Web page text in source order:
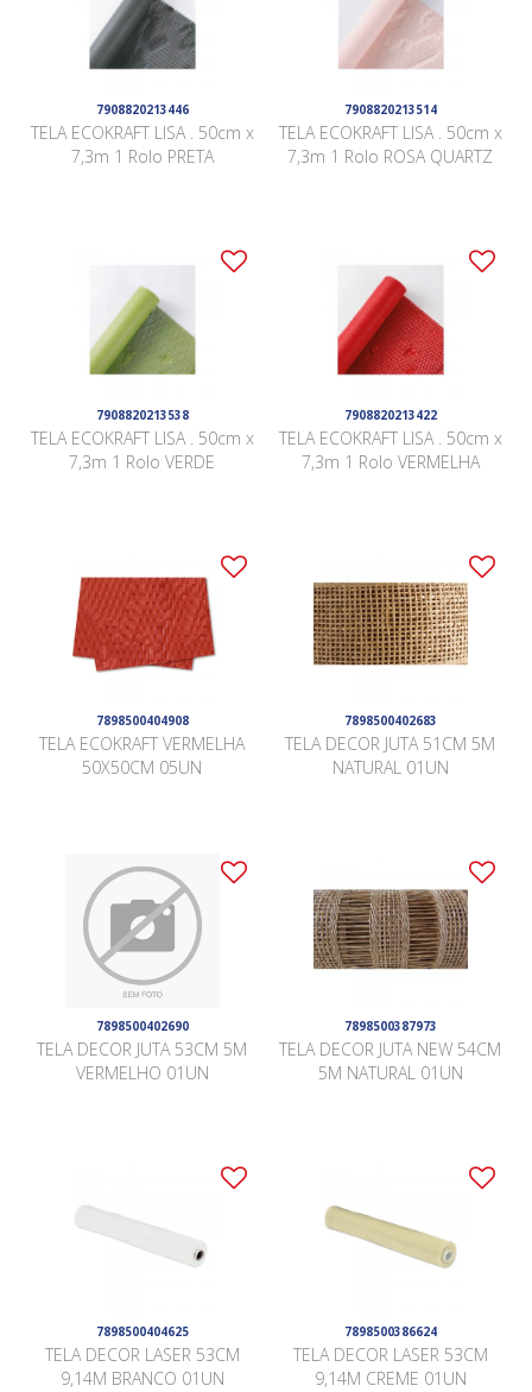
7908820213446
TELA ECOKRAFT LISA . 50cm x
7,3m 1 Rolo PRETA
7908820213514
TELA ECOKRAFT LISA . 50cm x
7,3m 1 Rolo ROSA QUARTZ
7908820213538
TELA ECOKRAFT LISA . 50cm x
7,3m 1 Rolo VERDE
7908820213422
TELA ECOKRAFT LISA . 50cm x
7,3m 1 Rolo VERMELHA
7898500404908
TELA ECOKRAFT VERMELHA
50X50CM 05UN
7898500402683
TELA DECOR JUTA 51CM 5M
NATURAL 01UN
7898500402690
TELA DECOR JUTA 53CM 5M
VERMELHO 01UN
7898500387973
TELA DECOR JUTA NEW 54CM
5M NATURAL 01UN
7898500404625
TELA DECOR LASER 53CM
9,14M BRANCO 01UN
7898500386624
TELA DECOR LASER 53CM
9,14M CREME 01UN